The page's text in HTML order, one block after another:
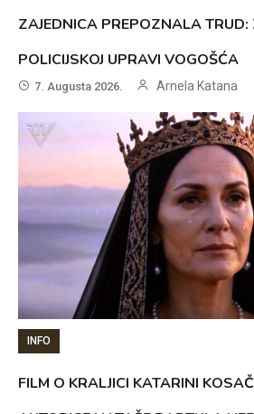
ZAJEDNICA PREPOZNALA
POLICIJSKOJ UPRAVI VOGOŠĆA
7. Augusta 2026. Arnela Katana
INFO
FILM O KRALJICI KATARINI